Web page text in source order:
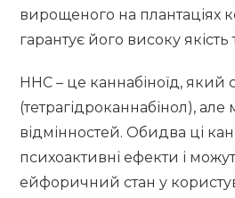
вирощеного на плантаціях
гарантує його високу якість
HHC – це каннабіноїд,
(тетрагідроканнабінол), але
відмінностей. Обидва ці
психоактивні ефекти і
ейфоричний стан у